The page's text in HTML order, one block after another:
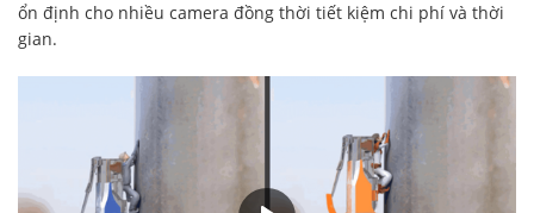
ổn định cho nhiều camera đồng thời tiết kiệm chi phí và thời
gian.